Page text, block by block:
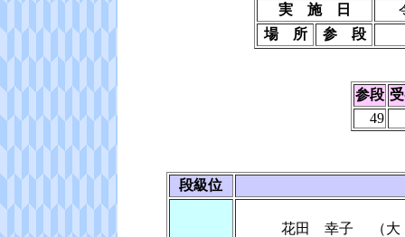
実 施 日
場 所
参 段
参段
49
段級位
花田 幸子
（